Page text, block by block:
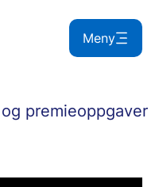
Meny
premieoppgaver